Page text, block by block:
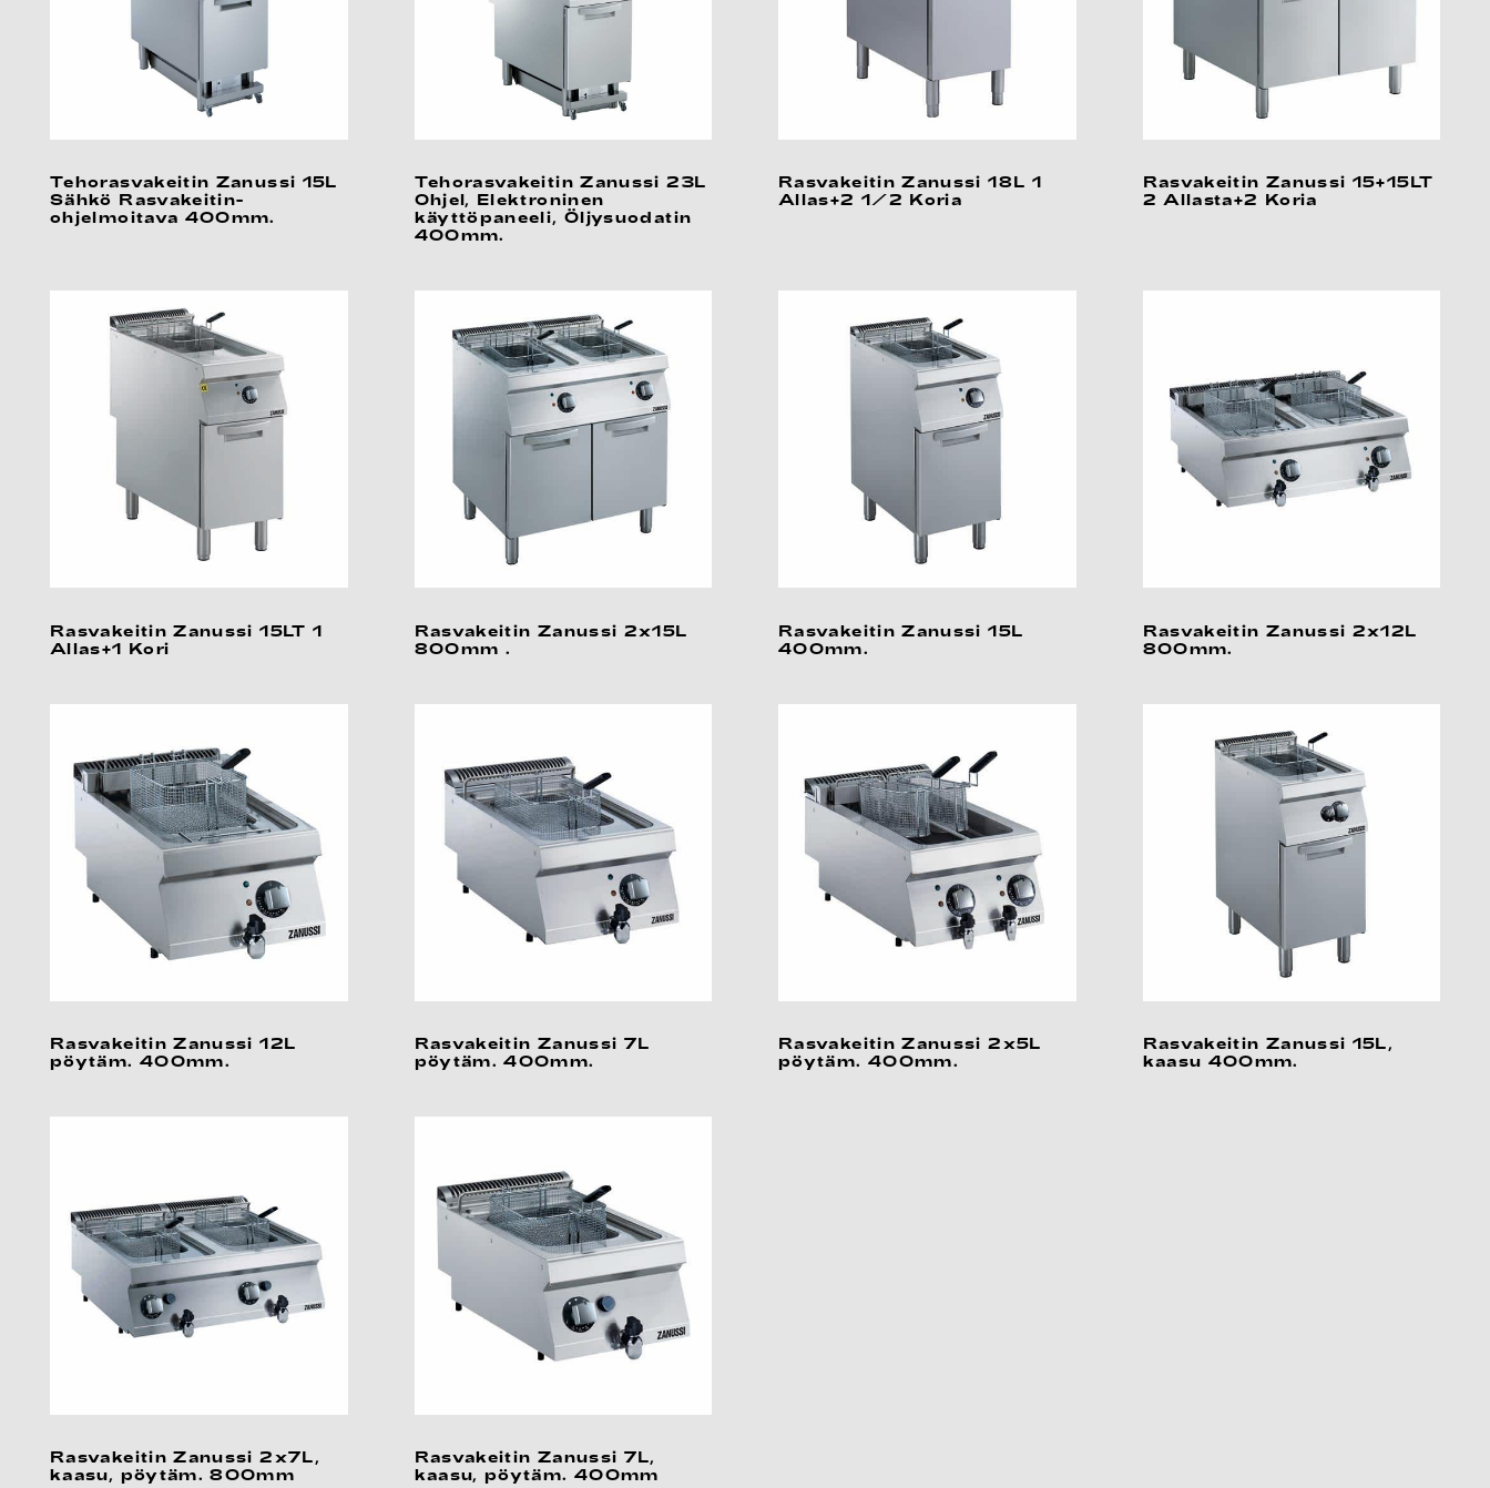
Tehorasvakeitin Zanussi 15L
Sähkö Rasvakeitin-
ohjelmoitava 400mm.
Tehorasvakeitin Zanussi 23L
Ohjel, Elektroninen
käyttöpaneeli, Öljysuodatin
400mm.
Rasvakeitin Zanussi 18L 1
Allas+2 1/2 Koria
Rasvakeitin Zanussi 15+15LT
2 Allasta+2 Koria
Rasvakeitin Zanussi 15LT 1
Allas+1 Kori
Rasvakeitin Zanussi 2x15L
800mm .
Rasvakeitin Zanussi 15L
400mm.
Rasvakeitin Zanussi 2x12L
800mm.
Rasvakeitin Zanussi 12L
pöytäm. 400mm.
Rasvakeitin Zanussi 7L
pöytäm. 400mm.
Rasvakeitin Zanussi 2x5L
pöytäm. 400mm.
Rasvakeitin Zanussi 15L,
kaasu 400mm.
Rasvakeitin Zanussi 2x7L,
kaasu, pöytäm. 800mm
Rasvakeitin Zanussi 7L,
kaasu, pöytäm. 400mm